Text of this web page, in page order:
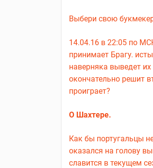
Выбери свою
14.04.16 в 22:05 по
принимает Брагу.
наверняка выведет
окончательно решит
проиграет?
О Шахтере.
Как бы португальцы
оказался на голову
славится в текущем